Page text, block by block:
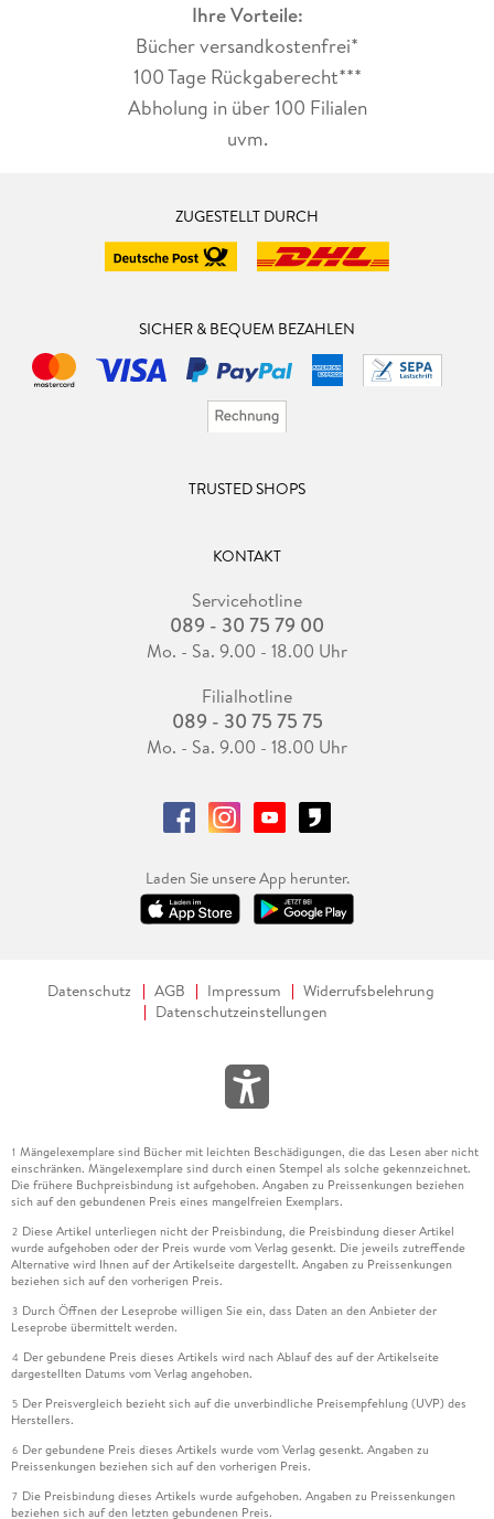
Ihre Vorteile:
Bücher versandkostenfrei*
100 Tage Rückgaberecht***
Abholung in über 100 Filialen
uvm.
ZUGESTELLT DURCH
SICHER & BEQUEM BEZAHLEN
TRUSTED SHOPS
KONTAKT
Servicehotline
089 - 30 75 79 00
Mo. - Sa. 9.00 - 18.00 Uhr
Filialhotline
089 - 30 75 75 75
Mo. - Sa. 9.00 - 18.00 Uhr
Laden Sie unsere App herunter.
Datenschutz AGB Impressum
Widerrufsbelehrung
Datenschutzeinstellungen
1 Mängelexemplare sind Bücher mit leichten Beschädigungen, die das Lesen aber nicht
einschränken. Mängelexemplare sind durch einen Stempel als solche gekennzeichnet.
Die frühere Buchpreisbindung ist aufgehoben. Angaben zu Preissenkungen beziehen
sich auf den gebundenen Preis eines mangelfreien Exemplars.
2 Diese Artikel unterliegen nicht der Preisbindung, die Preisbindung dieser Artikel
wurde aufgehoben oder der Preis wurde vom Verlag gesenkt. Die jeweils zutreffende
Alternative wird Ihnen auf der Artikelseite dargestellt. Angaben zu Preissenkungen
beziehen sich auf den vorherigen Preis.
3 Durch Öffnen der Leseprobe willigen Sie ein, dass Daten an den Anbieter der
Leseprobe übermittelt werden.
4 Der gebundene Preis dieses Artikels wird nach Ablauf des auf der Artikelseite
dargestellten Datums vom Verlag angehoben.
5 Der Preisvergleich bezieht sich auf die unverbindliche Preisempfehlung (UVP) des
Herstellers.
6 Der gebundene Preis dieses Artikels wurde vom Verlag gesenkt. Angaben zu
Preissenkungen beziehen sich auf den vorherigen Preis.
7 Die Preisbindung dieses Artikels wurde aufgehoben. Angaben zu Preissenkungen
beziehen sich auf den letzten gebundenen Preis.